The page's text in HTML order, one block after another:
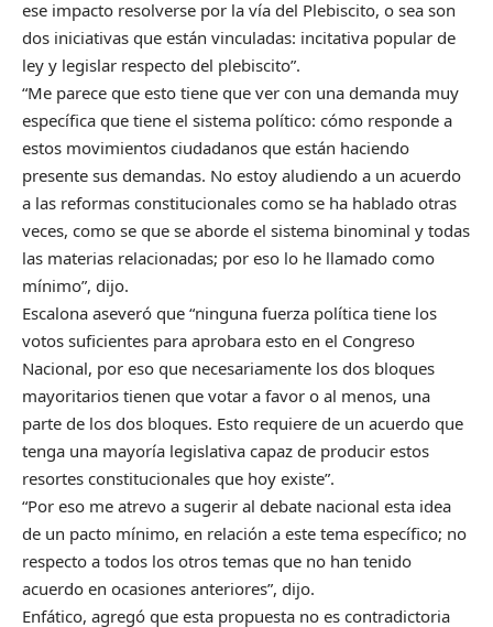
ese impacto resolverse por la vía del Plebiscito, o sea son
dos iniciativas que están vinculadas: incitativa popular de
ley y legislar respecto del plebiscito”.
“Me parece que esto tiene que ver con una demanda muy
específica que tiene el sistema político: cómo responde a
estos movimientos ciudadanos que están haciendo
presente sus demandas. No estoy aludiendo a un acuerdo
a las reformas constitucionales como se ha hablado otras
veces, como se que se aborde el sistema binominal y todas
las materias relacionadas; por eso lo he llamado como
mínimo”, dijo.
Escalona aseveró que “ninguna fuerza política tiene los
votos suficientes para aprobara esto en el Congreso
Nacional, por eso que necesariamente los dos bloques
mayoritarios tienen que votar a favor o al menos, una
parte de los dos bloques. Esto requiere de un acuerdo que
tenga una mayoría legislativa capaz de producir estos
resortes constitucionales que hoy existe”.
“Por eso me atrevo a sugerir al debate nacional esta idea
de un pacto mínimo, en relación a este tema específico; no
respecto a todos los otros temas que no han tenido
acuerdo en ocasiones anteriores”, dijo.
Enfático, agregó que esta propuesta no es contradictoria